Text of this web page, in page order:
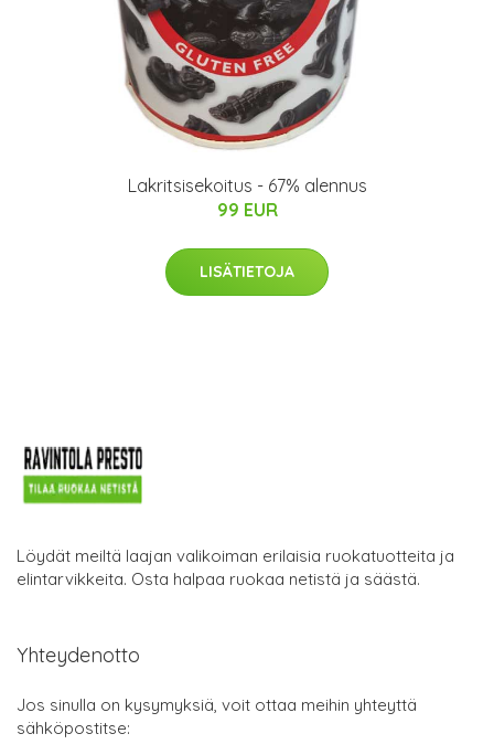
Lakritsisekoitus - 67% alennus
99 EUR
LISÄTIETOJA
Löydät meiltä laajan valikoiman erilaisia ruokatuotteita ja
elintarvikkeita. Osta halpaa ruokaa netistä ja säästä.
Yhteydenotto
Jos sinulla on kysymyksiä, voit ottaa meihin yhteyttä
sähköpostitse: